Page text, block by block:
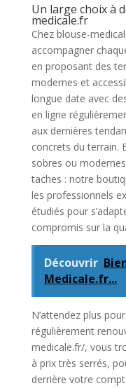
Un large choix à
medicale.fr
Chez blouse-
accompagner
en proposant des
modernes et
longue date avec
en ligne
aux dernières
concrets du terrain.
sobres ou
taches : notre
les professionnels
étudiés pour
compromis sur la
Découvrir
Medicale.fr...
N’attendez plus
régulièrement
medicale.fr/, vous
à prix très serrés,
derrière votre